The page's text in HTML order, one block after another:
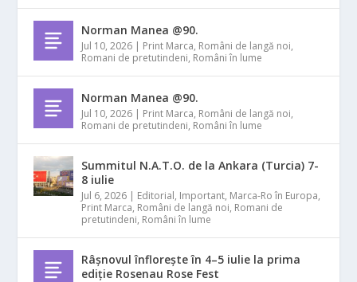
Norman Manea @90.
Jul 10, 2026 | Print Marca, Români de langă noi,
Romani de pretutindeni, Români în lume
Norman Manea @90.
Jul 10, 2026 | Print Marca, Români de langă noi,
Romani de pretutindeni, Români în lume
Summitul N.A.T.O. de la Ankara (Turcia) 7-
8 iulie
Jul 6, 2026 | Editorial, Important, Marca-Ro în Europa,
Print Marca, Români de langă noi, Romani de
pretutindeni, Români în lume
Râșnovul înflorește în 4–5 iulie la prima
ediție Rosenau Rose Fest